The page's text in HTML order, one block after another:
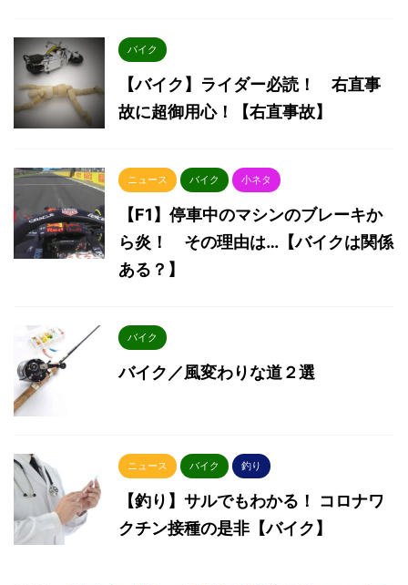
バイク
【バイク】ライダー必読！ 右直事
故に超御用心！【右直事故】
ニュース バイク 小ネタ
【F1】停車中のマシンのブレーキか
ら炎！ その理由は…【バイクは関係
ある？】
バイク
バイク／風変わりな道２選
ニュース バイク 釣り
【釣り】サルでもわかる！ コロナワ
クチン接種の是非【バイク】